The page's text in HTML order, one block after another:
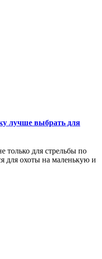
лучше выбрать для
только для стрельбы по
для охоты на маленькую и